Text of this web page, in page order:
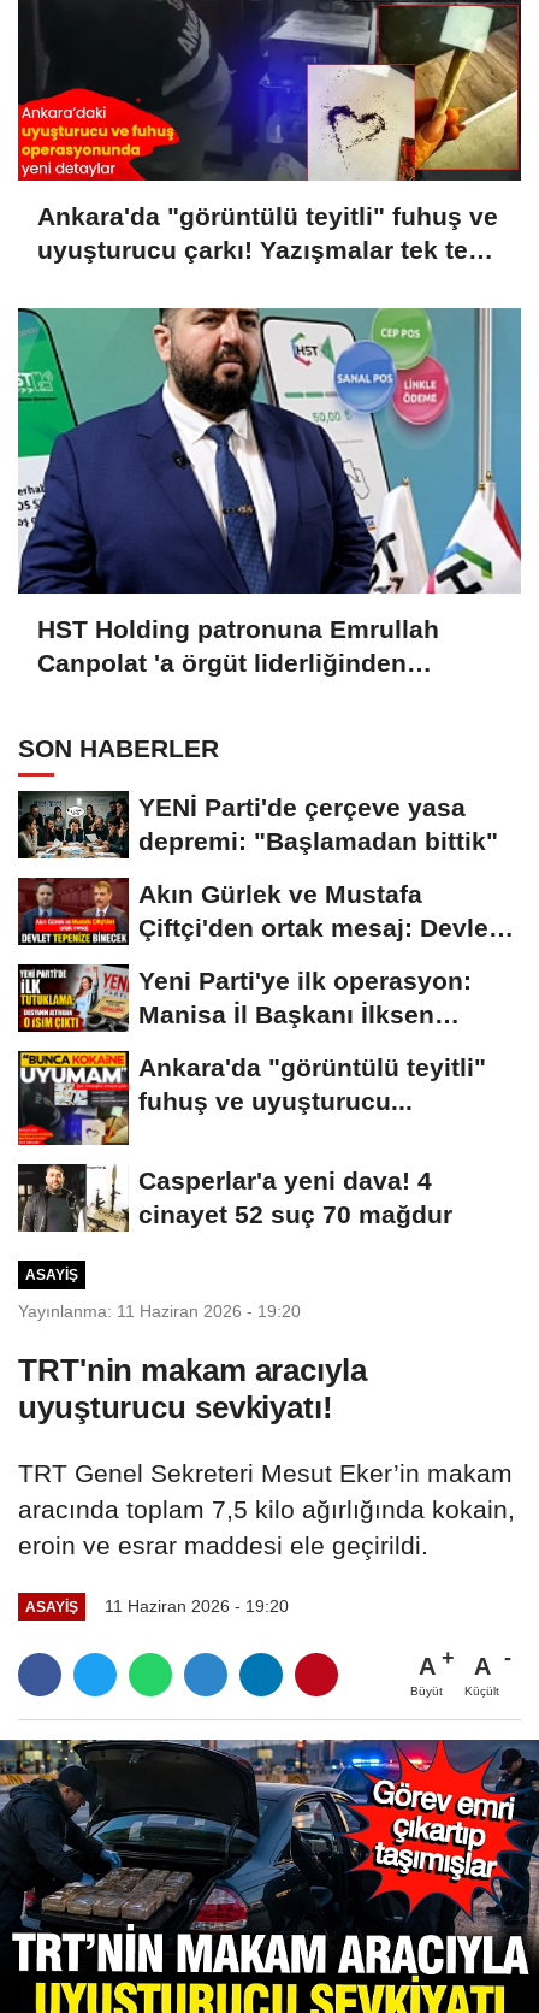
Ankara'da "görüntülü teyitli" fuhuş ve
uyuşturucu çarkı! Yazışmalar tek tek
HST Holding patronuna Emrullah
Canpolat 'a örgüt liderliğinden
SON HABERLER
YENİ Parti'de çerçeve yasa
depremi: "Başlamadan bittik"
Akın Gürlek ve Mustafa
Çiftçi'den ortak mesaj: Devlet
Yeni Parti'ye ilk operasyon:
Manisa İl Başkanı İlksen
Ankara'da "görüntülü teyitli"
fuhuş ve uyuşturucu...
Casperlar'a yeni dava! 4
cinayet 52 suç 70 mağdur
ASAYIŞ
Yayınlanma: 11 Haziran 2026 - 19:20
TRT'nin makam aracıyla
uyuşturucu sevkiyatı!
TRT Genel Sekreteri Mesut Eker’in makam
aracında toplam 7,5 kilo ağırlığında kokain,
eroin ve esrar maddesi ele geçirildi.
ASAYIŞ 11 Haziran 2026 - 19:20
A
Büyüt
A
Küçült